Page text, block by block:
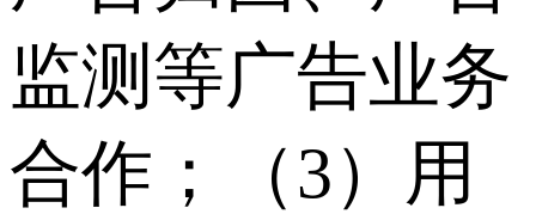
监测等广告业务
合作；（3）用